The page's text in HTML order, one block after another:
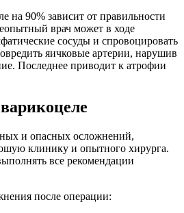
на 90% зависит от правильности
врач может в ходе
сосуды и спровоцировать
яичковые артерии, нарушив
Последнее приводит к атрофии
и опасных осложнений,
клинику и опытного хирурга.
все рекомендации
после операции: